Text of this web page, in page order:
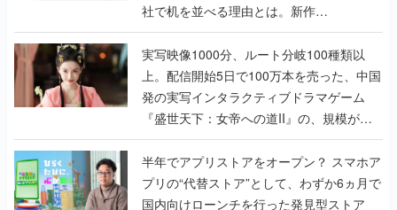
社で机を並べる理由とは。新作
『TATSUJIN EXTREME』で初タッグを組
んだレジェンド2人に訊く開発秘話
実写映像1000分、ルート分岐100種類以
上。配信開始5日で100万本を売った、中国
発の実写インタラクティブドラマゲーム
『盛世天下：女帝への道II』の、規模が違
うこだわりをプロデューサーに聞いた
半年でアプリストアをオープン？ スマホア
プリの“代替ストア”として、わずか6ヵ月で
国内向けローンチを行った発見型ストア